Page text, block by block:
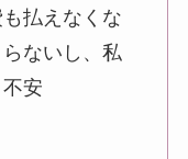
払えなくな
ないし、私
安